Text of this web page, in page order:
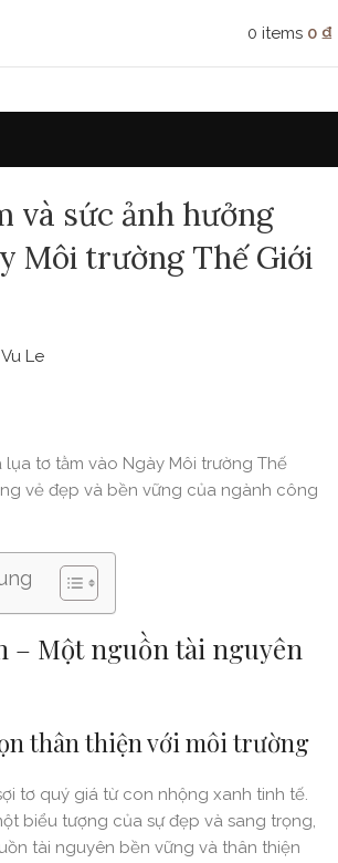
0 items 0 ₫
và sức ảnh hưởng
Môi trường Thế Giới
Vu Le
lụa tơ tằm vào Ngày Môi trường Thế
vẻ đẹp và bền vững của ngành công
– Một nguồn tài nguyên
thân thiện với môi trường
tơ quý giá từ con nhộng xanh tinh tế.
biểu tượng của sự đẹp và sang trọng,
tài nguyên bền vững và thân thiện